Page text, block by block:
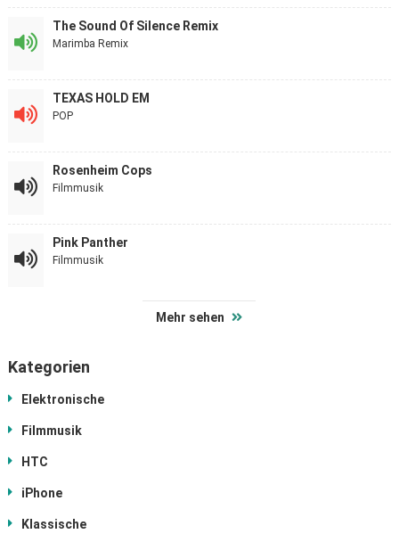
The Sound Of Silence Remix
Marimba Remix
TEXAS HOLD EM
POP
Rosenheim Cops
Filmmusik
Pink Panther
Filmmusik
Mehr sehen
Kategorien
Elektronische
Filmmusik
HTC
iPhone
Klassische